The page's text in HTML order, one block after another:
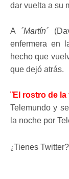
dar vuelta a su
A ´Martín´
enfermera en
hecho que
que dejó atrás.
¨El rostro de la
Telemundo y
la noche por
¿Tienes